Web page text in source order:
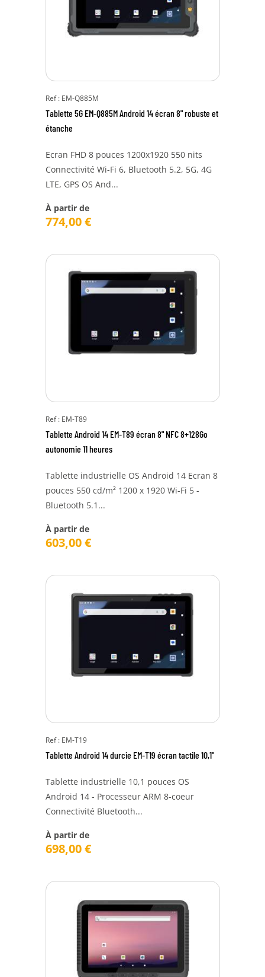
Ref : EM-Q885M
Tablette 5G EM-Q885M Android 14 écran 8" robuste et
étanche
Ecran FHD 8 pouces 1200x1920 550 nits
Connectivité Wi-Fi 6, Bluetooth 5.2, 5G, 4G
LTE, GPS OS And...
À partir de
774,00€
Ref : EM-T89
Tablette Android 14 EM-T89 écran 8" NFC 8+128Go
autonomie 11 heures
Tablette industrielle OS Android 14 Ecran 8
pouces 550 cd/m² 1200 x 1920 Wi-Fi 5 -
Bluetooth 5.1...
À partir de
603,00€
Ref : EM-T19
Tablette Android 14 durcie EM-T19 écran tactile 10,1"
Tablette industrielle 10,1 pouces OS
Android 14 - Processeur ARM 8-coeur
Connectivité Bluetooth...
À partir de
698,00€